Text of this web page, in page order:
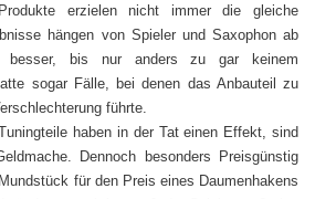
erzielen nicht immer die gleiche
hängen von Spieler und Saxophon ab
besser, bis nur anders zu gar keinem
sogar Fälle, bei denen das Anbauteil zu
führte.
haben in der Tat einen Effekt, sind
Dennoch besonders Preisgünstig
für den Preis eines Daumenhakens